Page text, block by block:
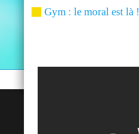
Gym : le moral est là !